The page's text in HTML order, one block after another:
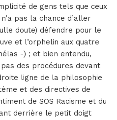
de gens tels que ceux
pas la chance d’aller
doute) défendre pour le
et l’orphelin aux quatre
-) ; et bien entendu,
des procédures devant
ligne de la philosophie
et des directives de
de SOS Racisme et du
derrière le petit doigt